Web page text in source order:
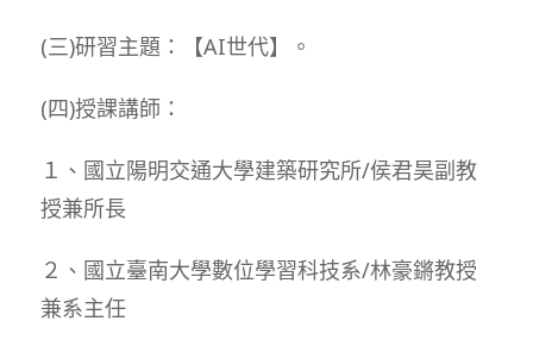
(三)研習主題：【AI世代】。
(四)授課講師：
１、國立陽明交通大學建築研究所/侯君昊副教
授兼所長
２、國立臺南大學數位學習科技系/林豪鏘教授
兼系主任